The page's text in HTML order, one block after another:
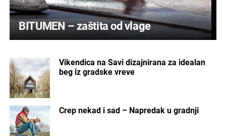
BITUMEN – zaštita od vlage
Vikendica na Savi dizajnirana za idealan
beg iz gradske vreve
Crep nekad i sad – Napredak u gradnji